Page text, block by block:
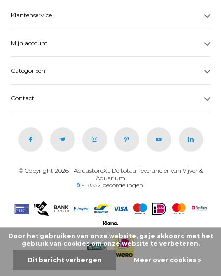
Klantenservice
Mijn account
Categorieën
Contact
© Copyright 2026 - AquastoreXL De totaal leverancier van Vijver &
Aquarium
9 - 18332 beoordelingen!
Door het gebruiken van onze website, ga je akkoord met het
gebruik van cookies om onze website te verbeteren.
Dit bericht verbergen Meer over cookies »